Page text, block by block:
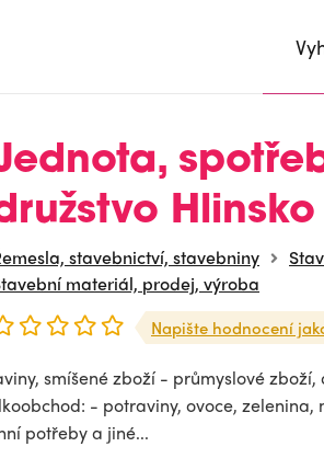
Hlinsko
stavebnictví, stavebniny
materiál, prodej, výroba
Napište hodnocení
smíšené zboží - průmyslové
- potraviny, ovoce, zelenina,
potřeby a jiné...